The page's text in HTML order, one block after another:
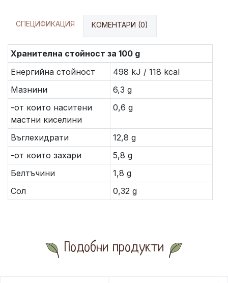
СПЕЦИФИКАЦИЯ КОМЕНТАРИ (0)
Хранителна стойност за 100 g
Енергийна стойност
498 kJ / 118 kcal
Мазнини
6,3 g
-от които наситени
мастни киселини
0,6 g
Въглехидрати
12,8 g
-от които захари
5,8 g
Белтъчини
1,8 g
Сол
0,32 g
Подобни продукти